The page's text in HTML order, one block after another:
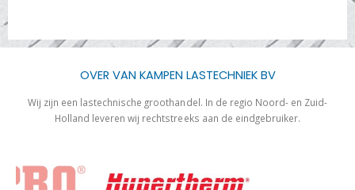
OVER VAN KAMPEN LASTECHNIEK BV
Wij zijn een lastechnische groothandel. In de regio Noord- en Zuid-
Holland leveren wij rechtstreeks aan de eindgebruiker.